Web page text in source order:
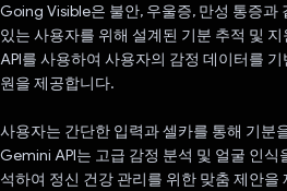
Going Visible은 불안, 우울증, 만성 통증과
있는 사용자를 위해 설계된 기분 추적 및
API를 사용하여 사용자의 감정 데이터를
원을 제공합니다.
사용자는 간단한 입력과 셀카를 통해 기분
Gemini API는 고급 감정 분석 및 얼굴 인식
석하여 정신 건강 관리를 위한 맞춤 제안을